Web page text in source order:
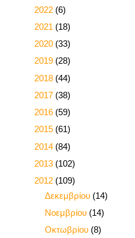
2022 (6)
2021 (18)
2020 (33)
2019 (28)
2018 (44)
2017 (38)
2016 (59)
2015 (61)
2014 (84)
2013 (102)
2012 (109)
Δεκεμβρίου (14)
Νοεμβρίου (14)
Οκτωβρίου (8)